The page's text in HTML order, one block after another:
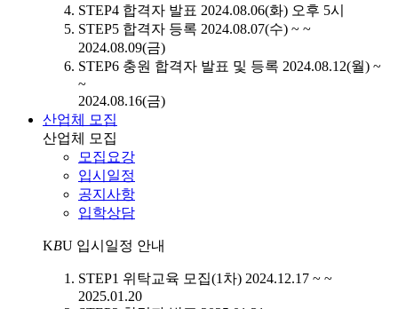
STEP4 합격자 발표 2024.08.06(화) 오후 5시
STEP5 합격자 등록 2024.08.07(수) ~ ~
2024.08.09(금)
STEP6 충원 합격자 발표 및 등록 2024.08.12(월) ~
~
2024.08.16(금)
산업체 모집
산업체 모집
모집요강
입시일정
공지사항
입학상담
KBU 입시일정 안내
STEP1 위탁교육 모집(1차) 2024.12.17 ~ ~
2025.01.20